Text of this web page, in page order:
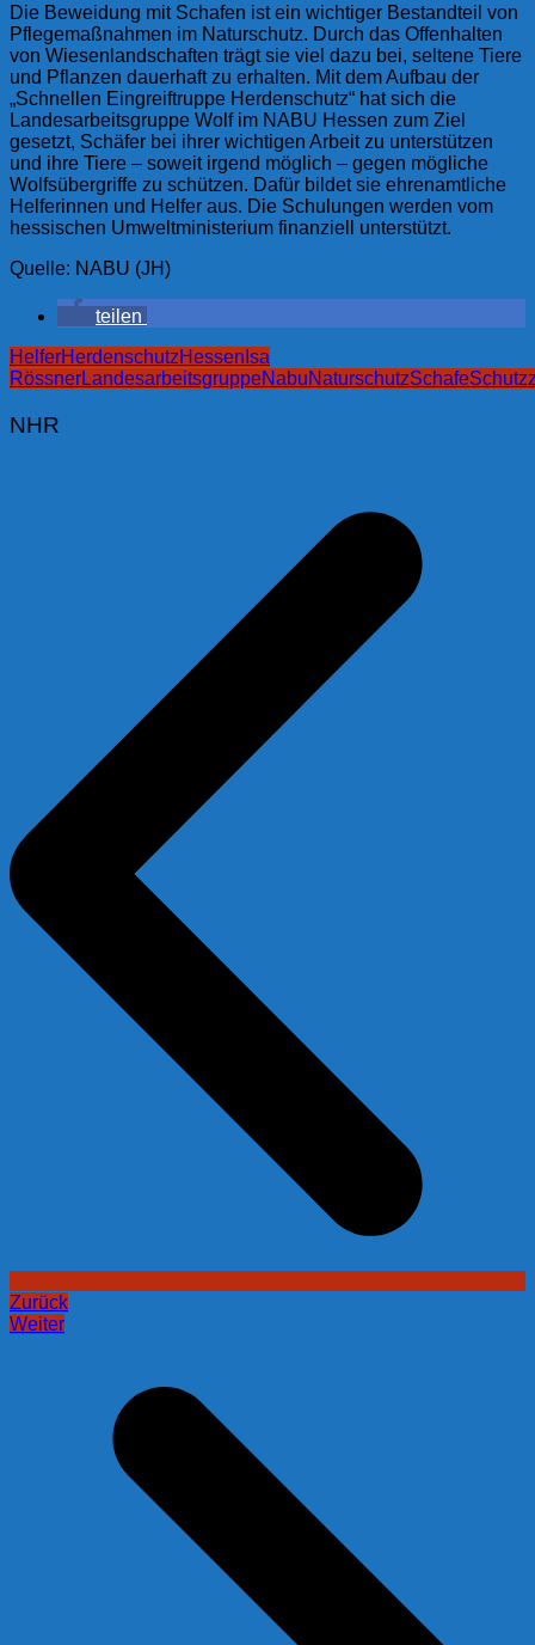
Die Beweidung mit Schafen ist ein wichtiger Bestandteil von
Pflegemaßnahmen im Naturschutz. Durch das Offenhalten
von Wiesenlandschaften trägt sie viel dazu bei, seltene Tiere
und Pflanzen dauerhaft zu erhalten. Mit dem Aufbau der
„Schnellen Eingreiftruppe Herdenschutz“ hat sich die
Landesarbeitsgruppe Wolf im NABU Hessen zum Ziel
gesetzt, Schäfer bei ihrer wichtigen Arbeit zu unterstützen
und ihre Tiere – soweit irgend möglich – gegen mögliche
Wolfsübergriffe zu schützen. Dafür bildet sie ehrenamtliche
Helferinnen und Helfer aus. Die Schulungen werden vom
hessischen Umweltministerium finanziell unterstützt.
Quelle: NABU (JH)
teilen
HelferHerdenschutzHessen Isa
RössnerLandesarbeitsgruppeNabuNaturschutzSchafe
NHR
Zurück
Weiter